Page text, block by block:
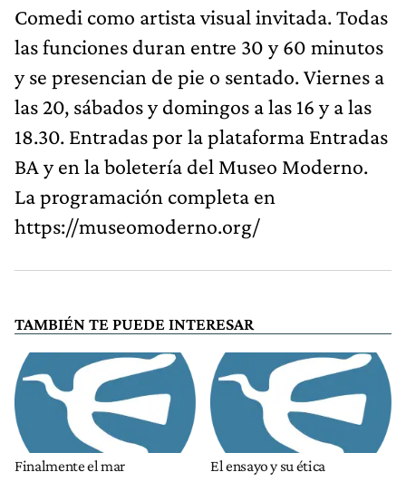
Comedi como artista visual invitada. Todas
las funciones duran entre 30 y 60 minutos
y se presencian de pie o sentado. Viernes a
las 20, sábados y domingos a las 16 y a las
18.30. Entradas por la plataforma Entradas
BA y en la boletería del Museo Moderno.
La programación completa en
https://museomoderno.org/
TAMBIÉN TE PUEDE INTERESAR
Finalmente el mar El ensayo y su ética